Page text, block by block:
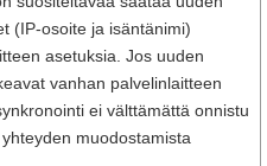
(IP-osoite ja isäntänimi)
asetuksia. Jos uuden
vanhan palvelinlaitteen
ei välttämättä onnistu
muodostamista